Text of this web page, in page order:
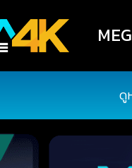
ดู